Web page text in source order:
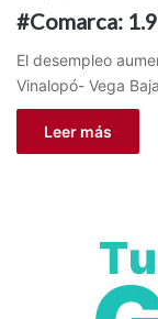
#Comarca:
El desempleo
Vinalopó- Vega
Leer más